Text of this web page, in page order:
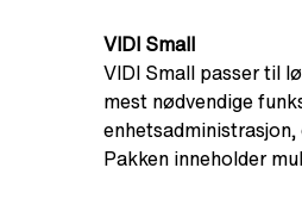
VIDI Small
VIDI Small passer til
mest nødvendige
Pakken inneholder